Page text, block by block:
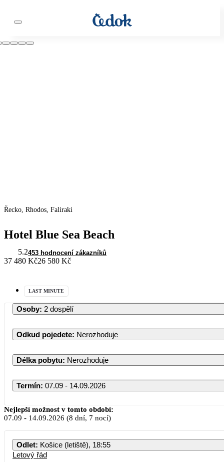
Řecko, Rhodos, Faliraki
Hotel Blue Sea Beach
5.2453 hodnocení zákazníků
37 480 Kč26 580 Kč
LAST MINUTE
Osoby: 2 dospělí
Odkud pojedete: Nerozhoduje
Délka pobytu: Nerozhoduje
Termín: 07.09 - 14.09.2026
Září 2026
PO ÚT ST ČT PÁ
Nejlepší možnost v tomto období:
07.09 - 14.09.2026 (8 dní, 7 nocí)
Odlet: Košice (letiště), 18:55
Letový řád